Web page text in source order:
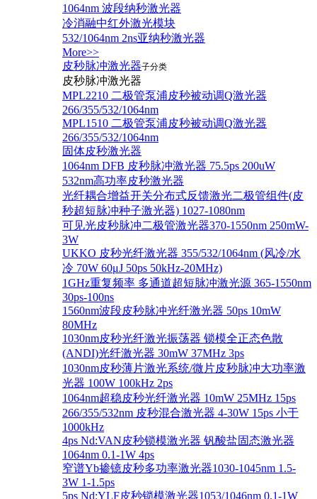
1064nm 波段纳秒激光器
冷消融中红外激光模块
532/1064nm 2ns亚纳秒激光器
More>>
皮秒脉冲激光器子分类
皮秒脉冲激光器
​MPL2210 二极管泵浦皮秒被动调Q激光器
266/355/532/1064nm
MPL1510 二极管泵浦皮秒被动调Q激光器
266/355/532/1064nm
固体皮秒激光器
1064nm DFB 皮秒脉冲激光器 75.5ps 200uW
532nm高功率皮秒激光器
光纤耦合增益开关分布式反馈激光二极管组件(皮
秒超短脉冲种子激光器) 1027-1080nm
可见光皮秒脉冲二极管激光器370-1550nm 250mW-
3W
UKKO 皮秒光纤激光器 355/532/1064nm (风冷/水
冷 70W 60μJ 50ps 50kHz-20MHz)
1GHz重复频率 多通道超短脉冲激光源 365-1550nm
30ps-100ns
1560nm波段皮秒脉冲光纤激光器 50ps 10mW
80MHz
1030nm皮秒光纤激光振荡器 锁模全正态色散
(ANDI)光纤激光器 30mW 37MHz 3ps
1030nm皮秒薄片激光系统/微片皮秒脉冲大功率激
光器 100W 100kHz 2ps
1064nm超稳皮秒光纤激光器 10mW 25MHz 15ps
266/355/532nm 皮秒混合激光器 4-30W 15ps 小于
1000kHz
4ps Nd:VAN皮秒锁模激光器 钒酸盐固态激光器
1064nm 0.1-1W 4ps
窄谱Yb掺镱皮秒多功率激光器1030-1045nm 1.5-
3W 1-1.5ps
5ps Nd:YLF皮秒锁模激光器1053/1046nm 0.1-1W